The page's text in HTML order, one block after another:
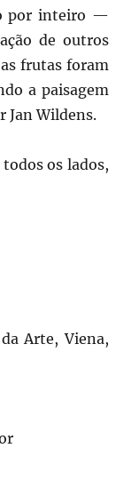
por inteiro —
de outros
frutas foram
a paisagem
Jan Wildens.
os lados,
Arte, Viena,